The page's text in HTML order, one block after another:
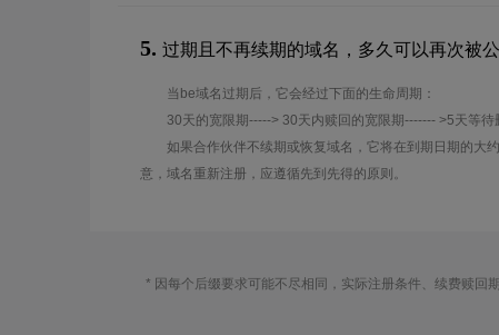
5. 过期且不再续期的域名，多久可以再次被
当be域名过期后，它会经过下面的生命周期：
30天的宽限期-----> 30天内赎回的宽限期------- >5天等待
如果合作伙伴不续期或恢复域名，它将在到期日期的大
意，域名重新注册，应遵循先到先得的原则。
* 因每个后缀要求可能不尽相同，实际注册条件、续费赎回